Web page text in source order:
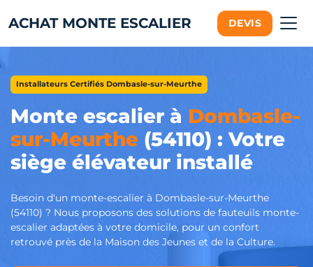
ACHAT MONTE ESCALIER DEVIS
Installateurs Certifiés Dombasle-sur-Meurthe
Monte escalier à Dombasle-
sur-Meurthe (54110) : Votre
siège élévateur installé
Besoin d'un monte-escalier à Dombasle-sur-Meurthe
(54110) ? Nous proposons des solutions de fauteuils monte-
escalier adaptées à votre domicile, pour un confort
retrouvé près de la Maison des Jeunes et de la Culture.